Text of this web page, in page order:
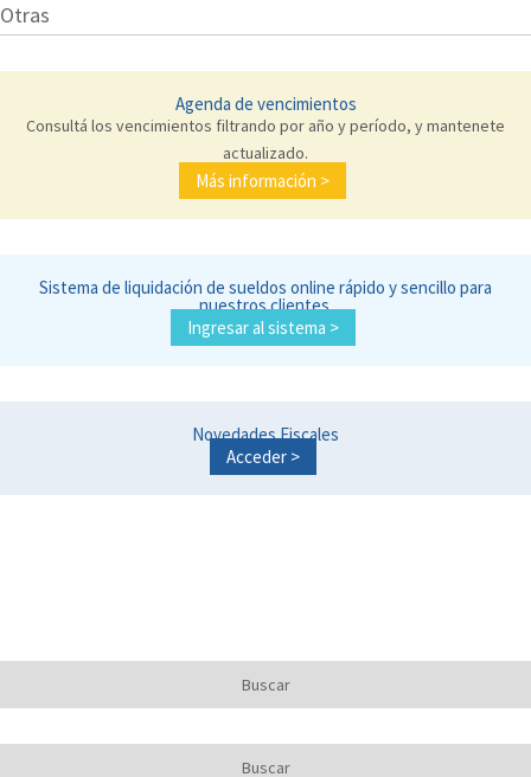
Otras
Agenda de vencimientos
Consultá los vencimientos filtrando por año y período, y mantenete
actualizado.
Más información >
Sistema de liquidación de sueldos online rápido y sencillo para
nuestros clientes.
Ingresar al sistema >
Novedades Fiscales
Acceder >